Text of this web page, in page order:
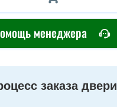
менеджера
заказа двери